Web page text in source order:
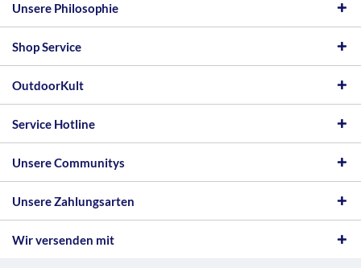
Unsere Philosophie
Shop Service
OutdoorKult
Service Hotline
Unsere Communitys
Unsere Zahlungsarten
Wir versenden mit